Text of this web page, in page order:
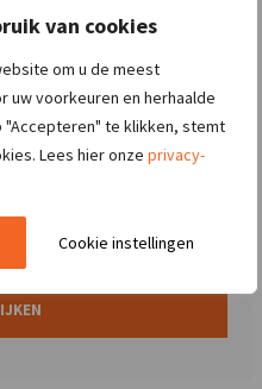
van cookies
om u de meest
uw voorkeuren en herhaalde
"Accepteren" te klikken, stemt
Lees hier onze privacy-
Cookie instellingen
afwisseling en vrijheid: Je
computer en met
Klinkt als een mooie baan
Operator B 4-